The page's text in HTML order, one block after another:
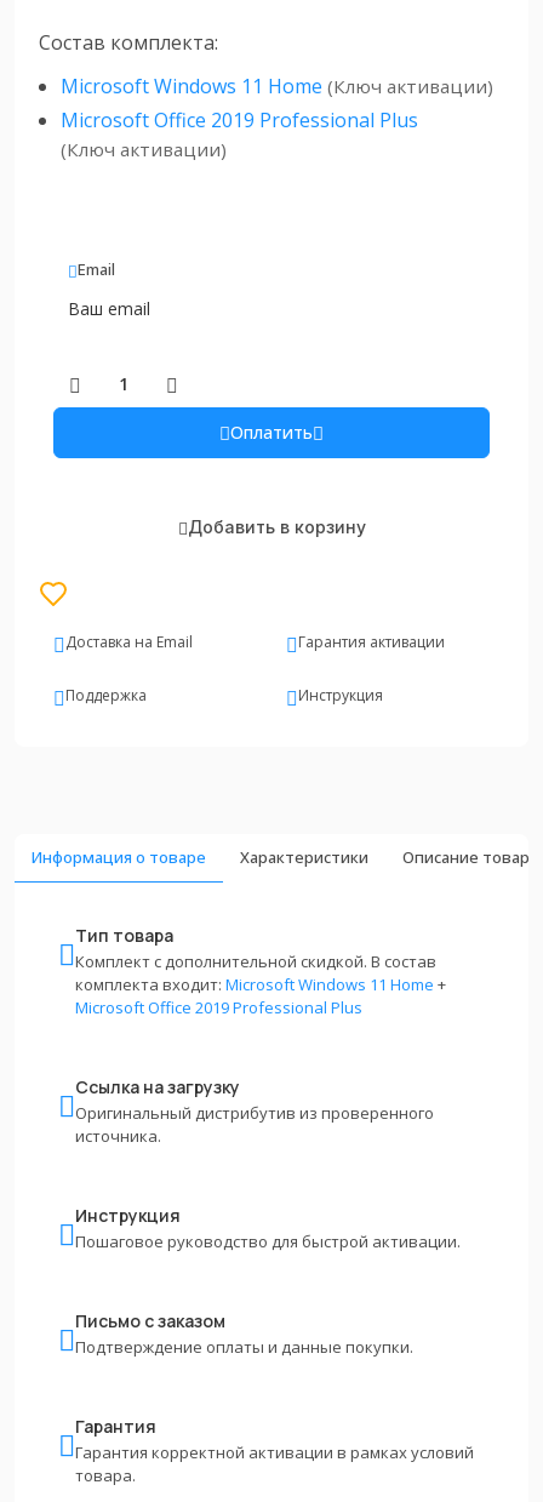
Состав комплекта:
Microsoft Windows 11 Home (Ключ активации)
Microsoft Office 2019 Professional Plus
(Ключ активации)
Email
Оплатить
Добавить в корзину
Доставка на Email Гарантия активации
Поддержка Инструкция
Информация о товаре Характеристики Описание товара
Тип товара
Комплект с дополнительной скидкой. В состав
комплекта входит: Microsoft Windows 11 Home +
Microsoft Office 2019 Professional Plus
Ссылка на загрузку
Оригинальный дистрибутив из проверенного
источника.
Инструкция
Пошаговое руководство для быстрой активации.
Письмо с заказом
Подтверждение оплаты и данные покупки.
Гарантия
Гарантия корректной активации в рамках условий
товара.